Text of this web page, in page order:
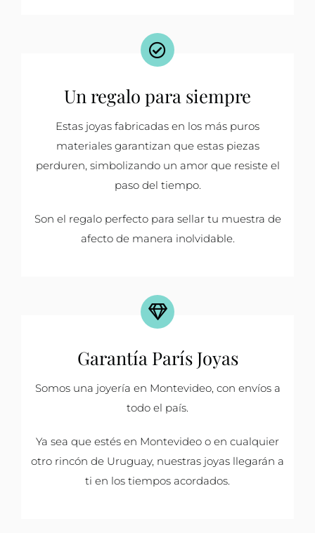
Un regalo para siempre
Estas joyas fabricadas en los más puros
materiales garantizan que estas piezas
perduren, simbolizando un amor que resiste el
paso del tiempo.
Son el regalo perfecto para sellar tu muestra de
afecto de manera inolvidable.
Garantía París Joyas
Somos una joyería en Montevideo, con envíos a
todo el país.
Ya sea que estés en Montevideo o en cualquier
otro rincón de Uruguay, nuestras joyas llegarán a
ti en los tiempos acordados.